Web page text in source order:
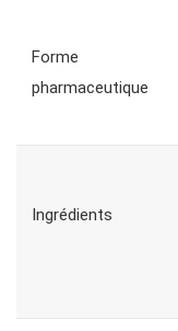
Forme
pharmaceutique
Ingrédients